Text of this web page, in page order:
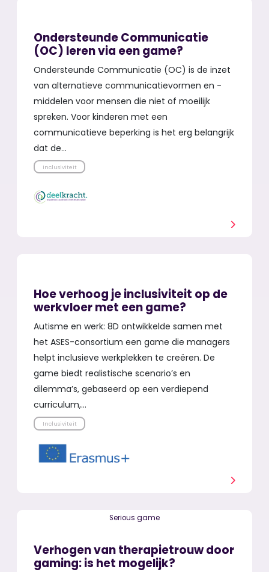
Ondersteunde Communicatie
(OC) leren via een game?
Ondersteunde Communicatie (OC) is de inzet
van alternatieve communicatievormen en -
middelen voor mensen die niet of moeilijk
spreken. Voor kinderen met een
communicatieve beperking is het erg belangrijk
dat de…
Inclusiviteit
Hoe verhoog je inclusiviteit op de
werkvloer met een game?
Autisme en werk: 8D ontwikkelde samen met
het ASES-consortium een game die managers
helpt inclusieve werkplekken te creëren. De
game biedt realistische scenario’s en
dilemma’s, gebaseerd op een verdiepend
curriculum,…
Inclusiviteit
Serious game
Verhogen van therapietrouw door
gaming: is het mogelijk?